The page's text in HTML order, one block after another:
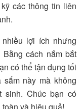
các thông tin liên
lợi ích nhưng
cách nắm bắt
có thể tận dụng tối
này mà không
sinh. Chúc bạn có
và hiệu quả!